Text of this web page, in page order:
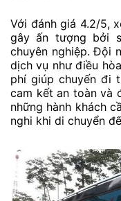
Với đánh giá 4.2/5,
gây ấn tượng bởi
chuyên nghiệp. Đội
dịch vụ như điều
phí giúp chuyến đi
cam kết an toàn và
những hành khách
nghi khi di chuyển